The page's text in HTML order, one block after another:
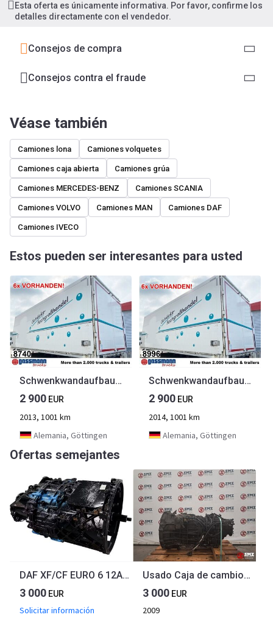
Esta oferta es únicamente informativa. Por favor, confirme los
detalles directamente con el vendedor.
Consejos de compra
Consejos contra el fraude
Véase también
Camiones lona Camiones volquetes
Camiones caja abierta Camiones grúa
Camiones MERCEDES-BENZ Camiones SCANIA
Camiones VOLVO Camiones MAN Camiones DAF
Camiones IVECO
Estos pueden ser interesantes para usted
Schwenkwandaufbau, Stapleraufnahme, 6x
2 900 EUR
2013, 1001 km
Alemania, Göttingen
Schwenkwandaufbau, Stapleraufnahme, 6x
2 900 EUR
2014, 1001 km
Alemania, Göttingen
Ofertas semejantes
DAF XF/CF EURO 6 12AS2330TD OVERBRENGINGSVERHOUDING 15,86 GEREVISEERD + AANBETALING 12AS2330TDrec.
3 000 EUR
Solicitar información
Usado Caja de cambios 8S1830TO DAF
3 000 EUR
2009